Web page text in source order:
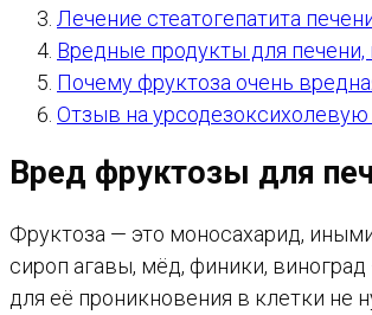
Лечение стеатогепатита
Вредные продукты для
Почему фруктоза очень
Отзыв на
Вред фруктозы для
Фруктоза — это моносахарид,
сироп агавы, мёд, финики,
для её проникновения в клетки не